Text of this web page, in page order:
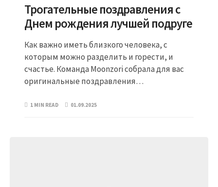
Трогательные поздравления с
Днем рождения лучшей подруге
Как важно иметь близкого человека, с
которым можно разделить и горести, и
счастье. Команда Moonzori собрала для вас
оригинальные поздравления…
1 MIN READ 01.09.2025